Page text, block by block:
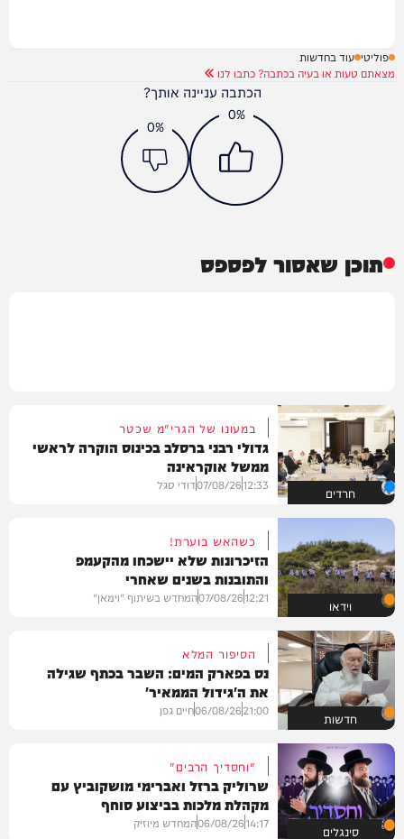
פוליטי עוד בחדשות
מצאתם טעות או בעיה בכתבה? כתבו לנו
הכתבה עניינה אותך?
0%
0%
תוכן שאסור לפספס
חרדים
במעונו של הגרי"מ שכטר
גדולי רבני ברסלב בכינוס הוקרה לראשי
ממשל אוקראינה
12:33
07/08/26דודי סגל
וידאו
כשהאש בוערת!
הזיכרונות שלא יישכחו מהקעמפ
והתובנות בשנים שאחרי
12:21
07/08/26המחדש בשיתוף "וימאן"
חדשות
הסיפור המלא
נס בפארק המים: השבר בכתף שגילה
את ה'גידול הממאיר'
21:00
06/08/26חיים גפן
סינגלים
"וחסדיך הרבים"
שרוליק ברזל ואברימי מושקוביץ עם
מקהלת מלכות בביצוע סוחף
14:17
06/08/26המחדש מיוזיק